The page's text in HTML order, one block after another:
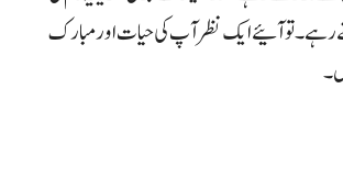
رہے۔ تو آئیے ایک نظر آپ کی حیات اور مبارک